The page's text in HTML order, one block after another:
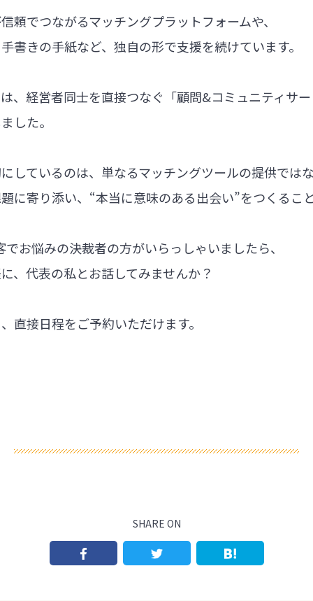
頼でつながるマッチングプラットフォームや、
書きの手紙など、独自の形で支援を続けています。
、経営者同士を直接つなぐ「顧問&コミュニティサ
した。
しているのは、単なるマッチングツールの提供では
に寄り添い、“本当に意味のある出会い”をつくるこ
お悩みの決裁者の方がいらっしゃいましたら、
、代表の私とお話してみませんか？
直接日程をご予約いただけます。
SHARE ON